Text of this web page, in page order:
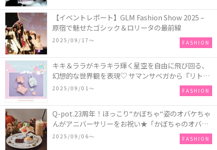
【イベントレポート】GLM Fashion Show 2025 –
原宿で魅せたゴシック＆ロリータの最前線
2025/09/17〜 FASHION
キキ＆ララがキラキラ輝く星空を自由に飛び回る、
幻想的な世界観を表現♡ サマンサベガから『リトル
ツインスターズ』50周年アニバーサリーイヤー』を
2025/09/01〜 FASHION
Q-pot.23周年！ほっこり“かぼちゃ“姿のオバケちゃ
んがアニバーサリーをお祝い★「かぼちゃのオバケ
ーキアクセサリー」が新発売！Q-pot CAFE.では
「かぼちゃのオバケーキプレート」も登場
2025/09/06〜 FASHION